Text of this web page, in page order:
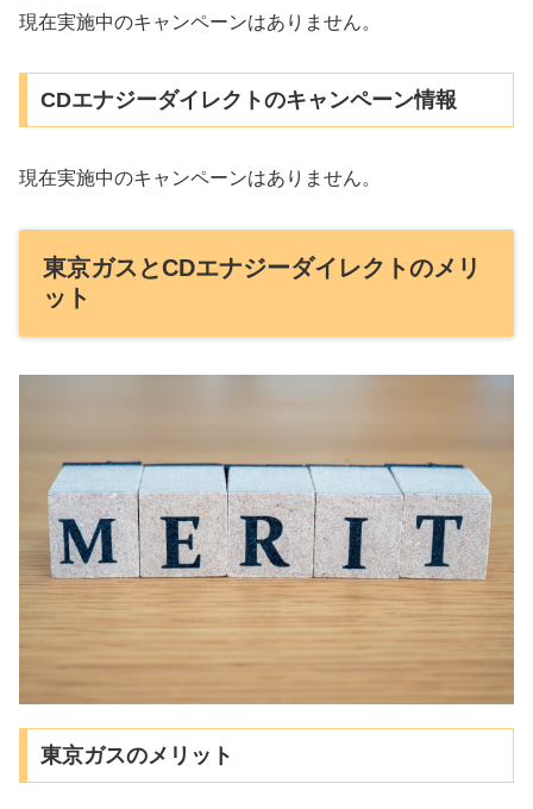
現在実施中のキャンペーンはありません。
CDエナジーダイレクトのキャンペーン情報
現在実施中のキャンペーンはありません。
東京ガスとCDエナジーダイレクトのメリ
ット
東京ガスのメリット